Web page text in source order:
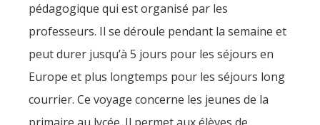
pédagogique qui est organisé par les
professeurs. Il se déroule pendant la semaine et
peut durer jusqu’à 5 jours pour les séjours en
Europe et plus longtemps pour les séjours long
courrier. Ce voyage concerne les jeunes de la